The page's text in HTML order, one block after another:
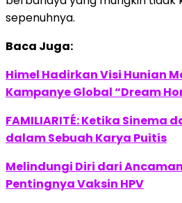
sepenuhnya.
Baca Juga:
Himel Hadirkan Visi Hunian
Kampanye Global “Dream
FAMILIARITÉ: Ketika Sinema
dalam Sebuah Karya Puitis
Melindungi Diri dari
Pentingnya Vaksin HPV